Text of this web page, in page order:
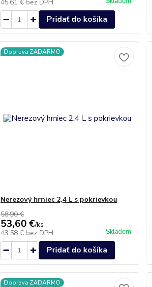
45,61 € bez DPH
Pridať do košíka
Doprava ZADARMO
Nerezový hrniec 2,4 L s pokrievkou
58,90 €
53,60 €/ks
43,58 € bez DPH Skladom
Pridať do košíka
Doprava ZADARMO